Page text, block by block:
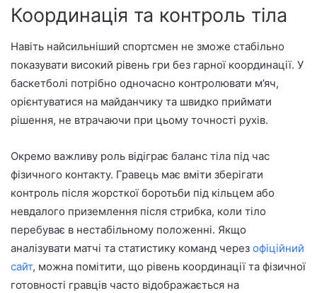
Координація та контроль тіла
Навіть найсильніший спортсмен не зможе стабільно
показувати високий рівень гри без гарної координації. У
баскетболі потрібно одночасно контролювати м’яч,
орієнтуватися на майданчику та швидко приймати
рішення, не втрачаючи при цьому точності рухів.
Окремо важливу роль відіграє баланс тіла під час
фізичного контакту. Гравець має вміти зберігати
контроль після жорсткої боротьби під кільцем або
невдалого приземлення після стрибка, коли тіло
перебуває в нестабільному положенні. Якщо
аналізувати матчі та статистику команд через офіційний
сайт, можна помітити, що рівень координації та фізичної
готовності гравців часто відображається на